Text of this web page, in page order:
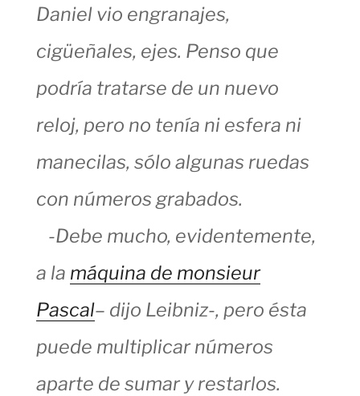
Daniel vio engranajes,
cigüeñales, ejes. Penso que
podría tratarse de un nuevo
reloj, pero no tenía ni esfera ni
manecilas, sólo algunas ruedas
con números grabados.
-Debe mucho, evidentemente,
a la máquina de monsieur
Pascal– dijo Leibniz-, pero ésta
puede multiplicar números
aparte de sumar y restarlos.